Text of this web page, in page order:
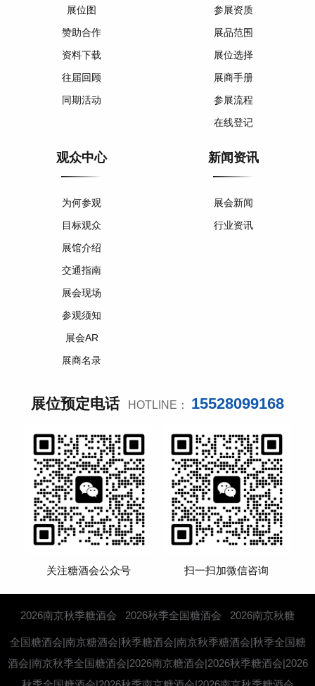
展位图
赞助合作
资料下载
往届回顾
同期活动
参展资质
展品范围
展位选择
展商手册
参展流程
在线登记
观众中心
为何参观
目标观众
展馆介绍
交通指南
展会现场
参观须知
展会AR
展商名录
新闻资讯
展会新闻
行业资讯
展位预定电话 HOTLINE： 15528099168
关注糖酒会公众号 扫一扫加微信咨询
2026南京秋季糖酒会 2026秋季全国糖酒会 2026南京秋糖
全国糖酒会|南京糖酒会|秋季糖酒会|南京秋季糖酒会|秋季全国糖
酒会|南京秋季全国糖酒会|2026南京糖酒会|2026秋季糖酒会|2026